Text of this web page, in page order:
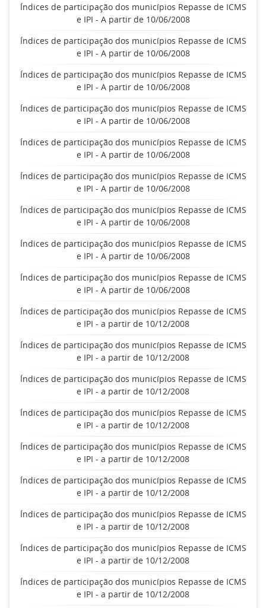
Índices de participação dos municípios Repasse de ICMS
e IPI - A partir de 10/06/2008
Índices de participação dos municípios Repasse de ICMS
e IPI - A partir de 10/06/2008
Índices de participação dos municípios Repasse de ICMS
e IPI - A partir de 10/06/2008
Índices de participação dos municípios Repasse de ICMS
e IPI - A partir de 10/06/2008
Índices de participação dos municípios Repasse de ICMS
e IPI - A partir de 10/06/2008
Índices de participação dos municípios Repasse de ICMS
e IPI - A partir de 10/06/2008
Índices de participação dos municípios Repasse de ICMS
e IPI - A partir de 10/06/2008
Índices de participação dos municípios Repasse de ICMS
e IPI - A partir de 10/06/2008
Índices de participação dos municípios Repasse de ICMS
e IPI - A partir de 10/06/2008
Índices de participação dos municípios Repasse de ICMS
e IPI - a partir de 10/12/2008
Índices de participação dos municípios Repasse de ICMS
e IPI - a partir de 10/12/2008
Índices de participação dos municípios Repasse de ICMS
e IPI - a partir de 10/12/2008
Índices de participação dos municípios Repasse de ICMS
e IPI - a partir de 10/12/2008
Índices de participação dos municípios Repasse de ICMS
e IPI - a partir de 10/12/2008
Índices de participação dos municípios Repasse de ICMS
e IPI - a partir de 10/12/2008
Índices de participação dos municípios Repasse de ICMS
e IPI - a partir de 10/12/2008
Índices de participação dos municípios Repasse de ICMS
e IPI - a partir de 10/12/2008
Índices de participação dos municípios Repasse de ICMS
e IPI - a partir de 10/12/2008